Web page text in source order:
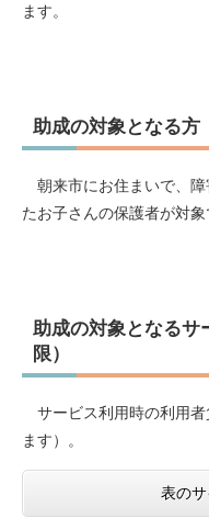
ます。
助成の対象となる方
朝来市にお住まいで、障
たお子さんの保護者が対象
助成の対象となるサ
限）
サービス利用時の利用者
ます）。
表の